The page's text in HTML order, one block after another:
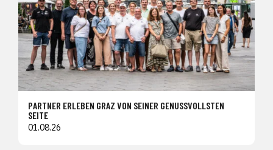
PARTNER ERLEBEN GRAZ VON SEINER GENUSSVOLLSTEN
SEITE
01.08.26